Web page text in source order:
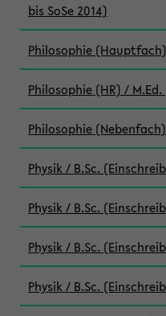
bis SoSe 2014)
Philosophie
Philosophie (HR) /
Philosophie
Physik / B.Sc.
Physik / B.Sc.
Physik / B.Sc.
Physik / B.Sc.